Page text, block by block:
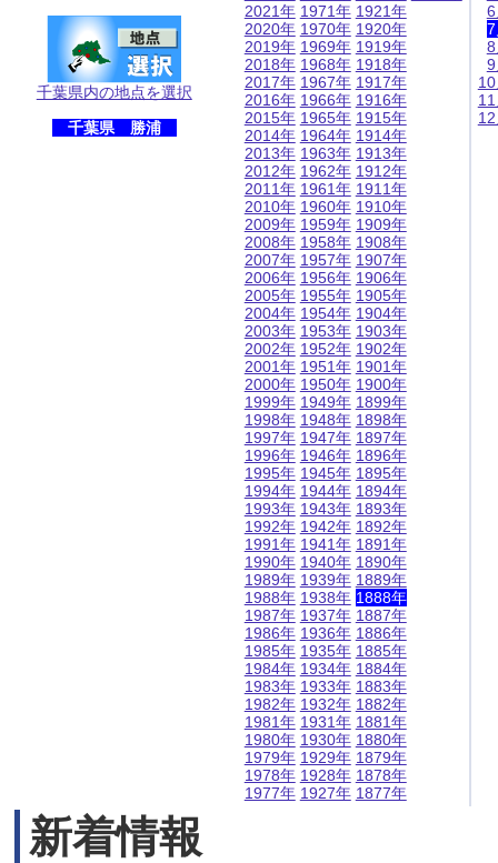
千葉県内の地点を選択
千葉県 勝浦
2021年
2020年
2019年
2018年
2017年
2016年
2015年
2014年
2013年
2012年
2011年
2010年
2009年
2008年
2007年
2006年
2005年
2004年
2003年
2002年
2001年
2000年
1999年
1998年
1997年
1996年
1995年
1994年
1993年
1992年
1991年
1990年
1989年
1988年
1987年
1986年
1985年
1984年
1983年
1982年
1981年
1980年
1979年
1978年
1977年
1971年
1970年
1969年
1968年
1967年
1966年
1965年
1964年
1963年
1962年
1961年
1960年
1959年
1958年
1957年
1956年
1955年
1954年
1953年
1952年
1951年
1950年
1949年
1948年
1947年
1946年
1945年
1944年
1943年
1942年
1941年
1940年
1939年
1938年
1937年
1936年
1935年
1934年
1933年
1932年
1931年
1930年
1929年
1928年
1927年
1921年
1920年
1919年
1918年
1917年
1916年
1915年
1914年
1913年
1912年
1911年
1910年
1909年
1908年
1907年
1906年
1905年
1904年
1903年
1902年
1901年
1900年
1899年
1898年
1897年
1896年
1895年
1894年
1893年
1892年
1891年
1890年
1889年
1888年
1887年
1886年
1885年
1884年
1883年
1882年
1881年
1880年
1879年
1878年
1877年
新着情報